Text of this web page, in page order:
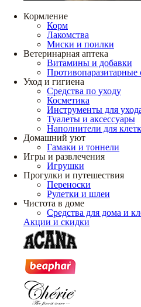
Кормление
Корм
Лакомства
Миски и поилки
Ветеринарная аптека
Витамины и добавки
Противопаразитарные
Уход и гигиена
Средства по уходу
Косметика
Инструменты для
Туалеты и аксессуары
Наполнители для
Домашний уют
Гамаки и тоннели
Игры и развлечения
Игрушки
Прогулки и путешествия
Переноски
Рулетки и шлеи
Чистота в доме
Средства для дома и
Акции и скидки